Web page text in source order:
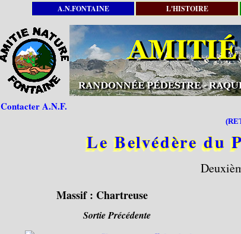
A.N.FONTAINE L'HISTOIRE
Contacter A.N.F.
Le Belvédère du
Massif : Chartreuse
Sortie Précédente